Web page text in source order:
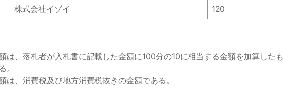
株式会社イゾイ 120
は、落札者が入札書に記載した金額に100分の10に相当する金額を加算したも
。
は、消費税及び地方消費税抜きの金額である。